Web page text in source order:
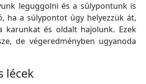
leguggolni és a súlypontunk is
ha a súlypontot úgy helyezzük át,
karunkat és oldalt hajolunk. Ezek
de végeredményben ugyanoda
lécek